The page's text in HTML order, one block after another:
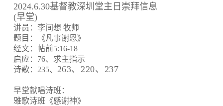
2024.6.30基督教深圳堂主日崇拜信息
(早堂)
讲员：李间想 牧师
题目：《凡事谢恩》
经文：帖前5:16-18
启应：76、求主指示
诗歌：235、 263、220、237
早堂献唱诗班：
雅歌诗班《感谢神》